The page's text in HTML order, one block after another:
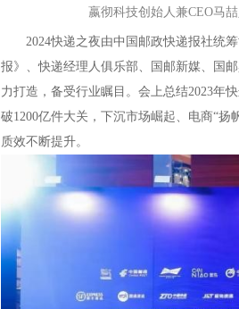
嬴彻科技创始人兼CEO马喆
2024快递之夜由中国邮政快递报社统
报》、快递经理人俱乐部、国邮新媒、国
力打造，备受行业瞩目。会上总结2023年
破1200亿件大关，下沉市场崛起、电商“
质效不断提升。